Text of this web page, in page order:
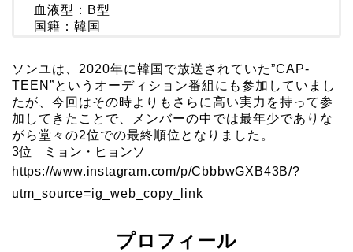
血液型：B型
国籍：韓国
ソンユは、2020年に韓国で放送されていた”CAP-
TEEN”というオーディション番組にも参加していまし
たが、今回はその時よりもさらに高い実力を持って参
加してきたことで、メンバーの中では最年少でありな
がら堂々の2位での最終順位となりました。
3位 ミョン・ヒョンソ
https://www.instagram.com/p/CbbbwGXB43B/?
utm_source=ig_web_copy_link
プロフィール